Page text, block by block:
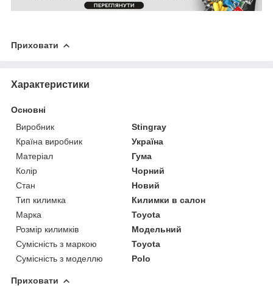
Приховати
Характеристики
Основні
Виробник
Stingray
Країна виробник
Україна
Матеріал
Гума
Колір
Чорний
Стан
Новий
Тип килимка
Килимки в салон
Марка
Toyota
Розмір килимків
Модельний
Сумісність з маркою
Toyota
Сумісність з моделлю
Polo
Приховати